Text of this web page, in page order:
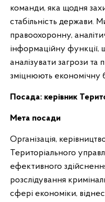
команди, яка щодня
стабільність держави.
правоохоронну,
інформаційну функції,
аналізувати загрози та
зміцнюють економічну
Посада: керівник
Мета посади
Організація,
Територіального
ефективного
розслідування
сфері економіки,